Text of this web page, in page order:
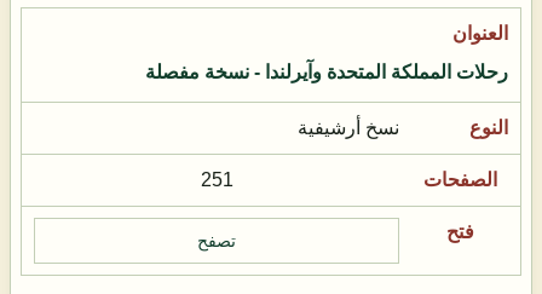
رحلات المملكة المتحدة وآيرلندا - نسخة مفصلة
نسخ أرشيفية
251
تصفح